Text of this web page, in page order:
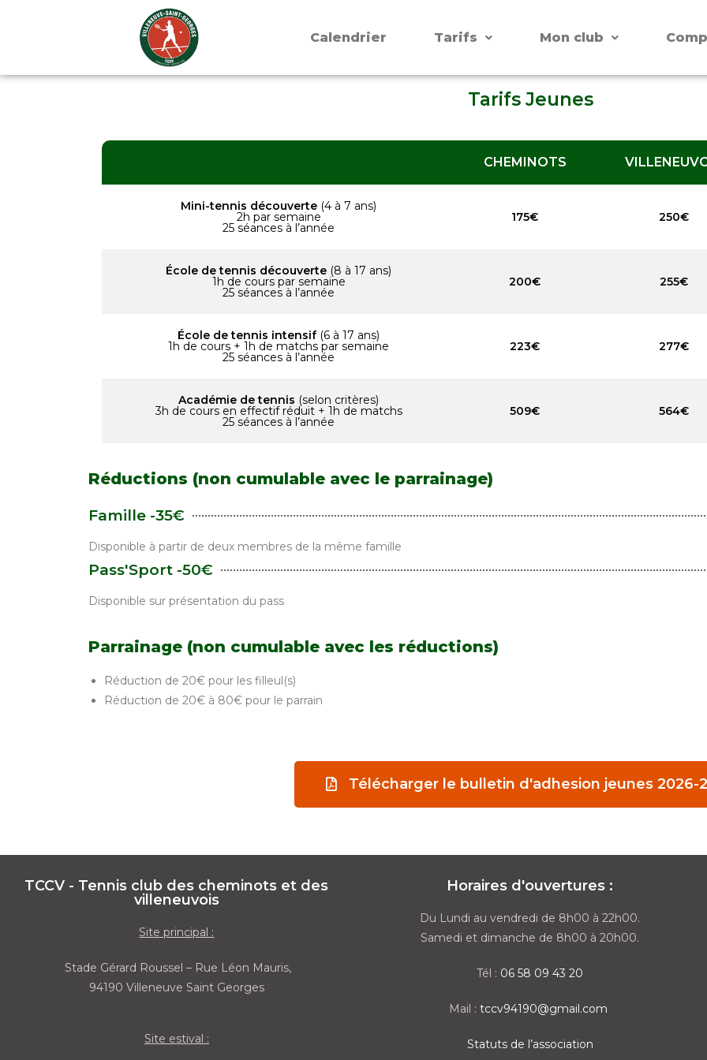
Calendrier Tarifs Mon club
Tarifs Jeunes
CHEMINOTS
Mini-tennis découverte (4 à 7 ans)
2h par semaine
25 séances à l’année
175€ 250€
École de tennis découverte (8 à 17 ans)
1h de cours par semaine
25 séances à l’année
200€ 255€
École de tennis intensif(6 à 17 ans)
1h de cours + 1h de matchs par semaine
25 séances à l’année
223€ 277€
Académie de tennis (selon critères)
3h de cours en effectif réduit + 1h de matchs
25 séances à l’année
509€ 564€
Réductions (non cumulable avec le parrainage)
Famille -35€
Disponible à partir de deux membres de la même famille
Pass'Sport -50€
Disponible sur présentation du pass
Parrainage (non cumulable avec les réductions)
Réduction de 20€ pour les filleul(s)
Réduction de 20€ à 80€ pour le parrain
Télécharger le bulletin d'adhesion jeunes 2026-
TCCV - Tennis club des cheminots et des
villeneuvois
Site principal :
Stade Gérard Roussel – Rue Léon Mauris,
94190 Villeneuve Saint Georges
Site estival :
Horaires d'ouvertures :
Du Lundi au vendredi de 8h00 à 22h00.
Samedi et dimanche de 8h00 à 20h00.
Tél : 06 58 09 43 20
Mail :tccv94190@gmail.com
Statuts de l’association